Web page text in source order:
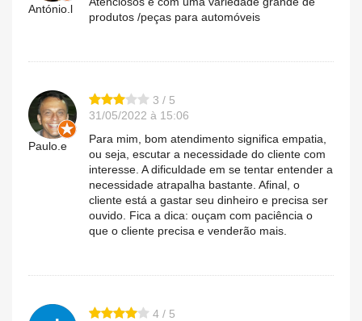
António.l
produtos /peças para automóveis
Paulo.e
3 / 5
31/05/2022 à 15:06
Para mim, bom atendimento significa empatia,
ou seja, escutar a necessidade do cliente com
interesse. A dificuldade em se tentar entender a
necessidade atrapalha bastante. Afinal, o
cliente está a gastar seu dinheiro e precisa ser
ouvido. Fica a dica: ouçam com paciência o
que o cliente precisa e venderão mais.
4 / 5